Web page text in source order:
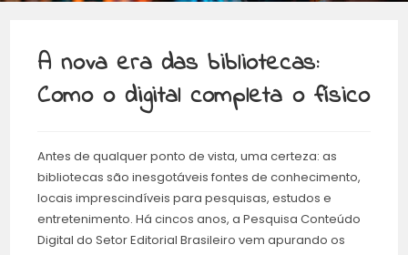
A nova era das bibliotecas:
Como o digital completa o físico
Antes de qualquer ponto de vista, uma certeza: as
bibliotecas são inesgotáveis fontes de conhecimento,
locais imprescindíveis para pesquisas, estudos e
entretenimento. Há cincos anos, a Pesquisa Conteúdo
Digital do Setor Editorial Brasileiro vem apurando os